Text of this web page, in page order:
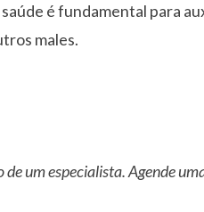
é fundamental para
males.
um especialista. Agende